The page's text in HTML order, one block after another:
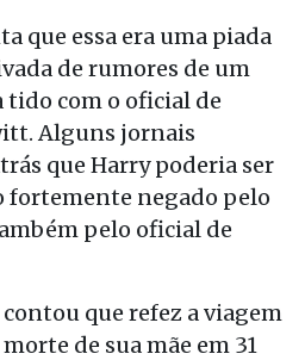
que essa era uma piada
de rumores de um
tido com o oficial de
Alguns jornais
que Harry poderia ser
fortemente negado pelo
pelo oficial de
que refez a viagem
de sua mãe em 31